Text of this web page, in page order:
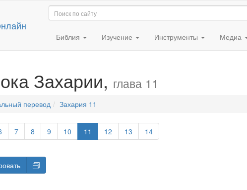
Библия Изучение Инструменты Медиа
Захарии, глава 11
перевод Захария 11
7 8 9 10 11 12 13 14